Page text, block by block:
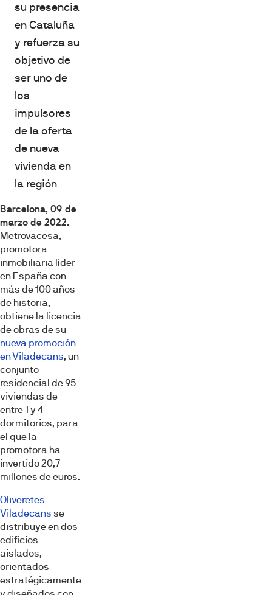
su presencia
en Cataluña
y refuerza su
objetivo de
ser uno de
los
impulsores
de la oferta
de nueva
vivienda en
la región
Barcelona, 09 de
marzo de 2022.
Metrovacesa,
promotora
inmobiliaria líder
en España con
más de 100 años
de historia,
obtiene la licencia
de obras de su
nueva promoción
en Viladecans, un
conjunto
residencial de 95
viviendas de
entre 1 y 4
dormitorios, para
el que la
promotora ha
invertido 20,7
millones de euros.
Oliveretes
Viladecans se
distribuye en dos
edificios
aislados,
orientados
estratégicamente